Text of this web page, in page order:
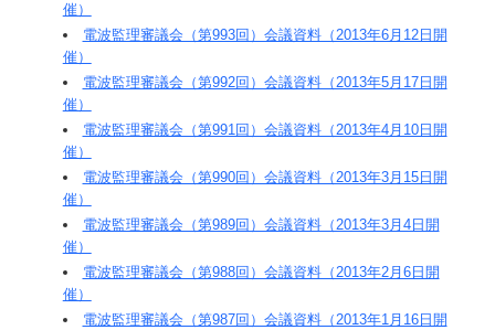
催）
電波監理審議会（第993回）会議資料（2013年6月12日開
催）
電波監理審議会（第992回）会議資料（2013年5月17日開
催）
電波監理審議会（第991回）会議資料（2013年4月10日開
催）
電波監理審議会（第990回）会議資料（2013年3月15日開
催）
電波監理審議会（第989回）会議資料（2013年3月4日開
催）
電波監理審議会（第988回）会議資料（2013年2月6日開
催）
電波監理審議会（第987回）会議資料（2013年1月16日開